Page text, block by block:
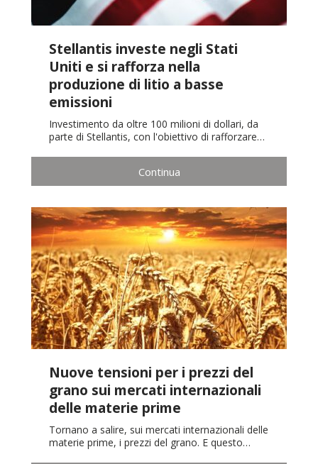
Stellantis investe negli Stati
Uniti e si rafforza nella
produzione di litio a basse
emissioni
Investimento da oltre 100 milioni di dollari, da
parte di Stellantis, con l'obiettivo di rafforzare…
Continua
Nuove tensioni per i prezzi del
grano sui mercati internazionali
delle materie prime
Tornano a salire, sui mercati internazionali delle
materie prime, i prezzi del grano. E questo…